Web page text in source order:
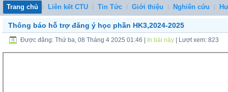
Trang chủ Liên kết CTU Tin Tức Giới thiệu Nghiên cứu
Thông báo hỗ trợ đăng ý học phần HK3,2024-2025
Được đăng: Thứ ba, 08 Tháng 4 2025 01:46 In bài này | Lượt xem: 823